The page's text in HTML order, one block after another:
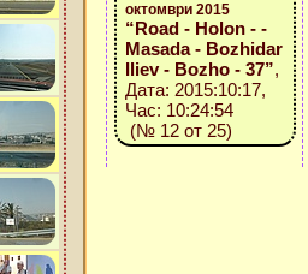
октомври 2015
“Road - Holon - -
Masada - Bozhidar
Iliev - Bozho - 37”,
Дата: 2015:10:17,
Час: 10:24:54
(№ 12 от 25)